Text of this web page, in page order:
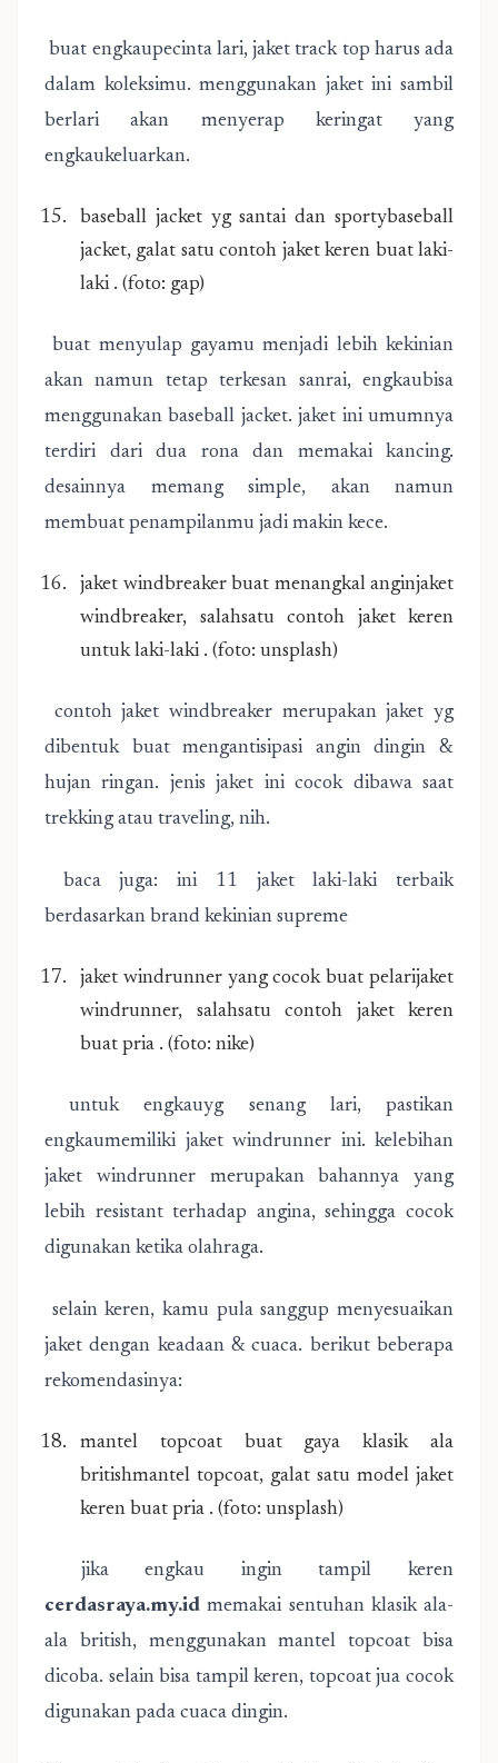
buat engkaupecinta lari, jaket track top harus ada
dalam koleksimu. menggunakan jaket ini sambil
berlari akan menyerap keringat yang
engkaukeluarkan.
baseball jacket yg santai dan sportybaseball
jacket, galat satu contoh jaket keren buat laki-
laki . (foto: gap)
buat menyulap gayamu menjadi lebih kekinian
akan namun tetap terkesan sanrai, engkaubisa
menggunakan baseball jacket. jaket ini umumnya
terdiri dari dua rona dan memakai kancing.
desainnya memang simple, akan namun
membuat penampilanmu jadi makin kece.
jaket windbreaker buat menangkal anginjaket
windbreaker, salahsatu contoh jaket keren
untuk laki-laki . (foto: unsplash)
contoh jaket windbreaker merupakan jaket yg
dibentuk buat mengantisipasi angin dingin &
hujan ringan. jenis jaket ini cocok dibawa saat
trekking atau traveling, nih.
baca juga: ini 11 jaket laki-laki terbaik
berdasarkan brand kekinian supreme
jaket windrunner yang cocok buat pelarijaket
windrunner, salahsatu contoh jaket keren
buat pria . (foto: nike)
untuk engkauyg senang lari, pastikan
engkaumemiliki jaket windrunner ini. kelebihan
jaket windrunner merupakan bahannya yang
lebih resistant terhadap angina, sehingga cocok
digunakan ketika olahraga.
selain keren, kamu pula sanggup menyesuaikan
jaket dengan keadaan & cuaca. berikut beberapa
rekomendasinya:
mantel topcoat buat gaya klasik ala
britishmantel topcoat, galat satu model jaket
keren buat pria . (foto: unsplash)
jika engkau ingin tampil keren
cerdasraya.my.id memakai sentuhan klasik ala-
ala british, menggunakan mantel topcoat bisa
dicoba. selain bisa tampil keren, topcoat jua cocok
digunakan pada cuaca dingin.